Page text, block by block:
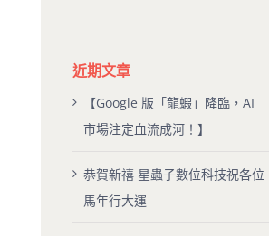
近期文章
【Google 版「龍蝦」降臨，AI
市場注定血流成河！】
恭賀新禧 星蟲子數位科技祝各位
馬年行大運